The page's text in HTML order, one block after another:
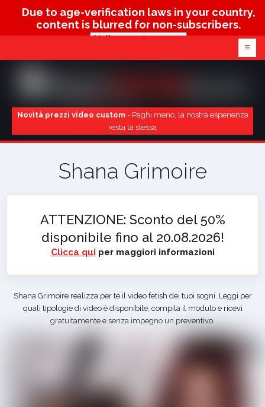
Due to age-verification laws in your country,
content is blurred for non-subscribers.
Verify age & view content
≡
Novità prezzi video custom- Paghi meno, la nostra esperienza
resta la stessa
Shana Grimoire
ATTENZIONE: Sconto del 50%
disponibile fino al 20.08.2026!
Clicca qui per maggiori informazioni
Shana Grimoire realizza per te il video fetish dei tuoi sogni. Leggi per
quali tipologie di video è disponibile, compila il modulo e ricevi
gratuitamente e senza impegno un preventivo.